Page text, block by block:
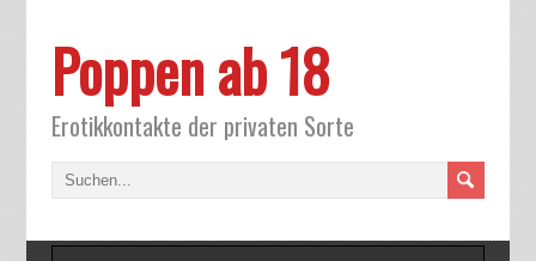
Poppen ab 18
Erotikkontakte der privaten Sorte